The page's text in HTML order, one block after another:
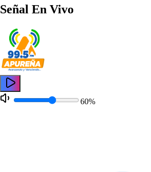
Señal En Vivo
60%